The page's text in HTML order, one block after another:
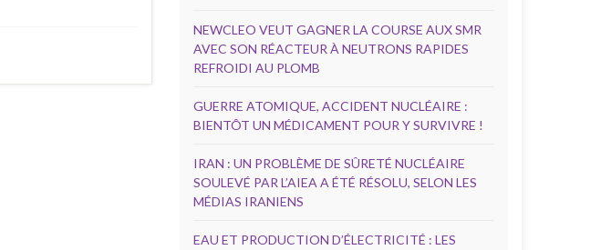
NEWCLEO VEUT GAGNER LA COURSE AUX SMR
AVEC SON RÉACTEUR À NEUTRONS RAPIDES
REFROIDI AU PLOMB
GUERRE ATOMIQUE, ACCIDENT NUCLÉAIRE :
BIENTÔT UN MÉDICAMENT POUR Y SURVIVRE !
IRAN : UN PROBLÈME DE SÛRETÉ NUCLÉAIRE
SOULEVÉ PAR L’AIEA A ÉTÉ RÉSOLU, SELON LES
MÉDIAS IRANIENS
EAU ET PRODUCTION D’ÉLECTRICITÉ : LES